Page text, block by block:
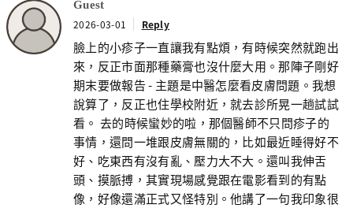
Guest
2026-03-01 Reply
臉上的小疹子一直讓我有點煩，有時候突然就跑出
來，反正市面那種藥膏也沒什麼大用。那陣子剛好
期末要做報告 - 主題是中醫怎麼看皮膚問題。我想
說算了，反正也住學校附近，就去診所晃一趟試試
看。 去的時候蠻妙的啦，那個醫師不只問疹子的
事情，還問一堆跟皮膚無關的，比如最近睡得好不
好、吃東西有沒有亂、壓力大不大。還叫我伸舌
頭、摸脈搏，其實現場感覺跟在電影看到的有點
像，好像還滿正式又怪特別。他講了一句我印象很